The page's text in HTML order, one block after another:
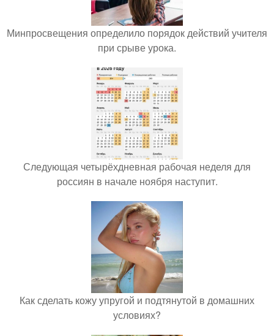
Минпросвещения определило порядок действий учителя
при срыве урока.
Следующая четырёхдневная рабочая неделя для
россиян в начале ноября наступит.
Как сделать кожу упругой и подтянутой в домашних
условиях?